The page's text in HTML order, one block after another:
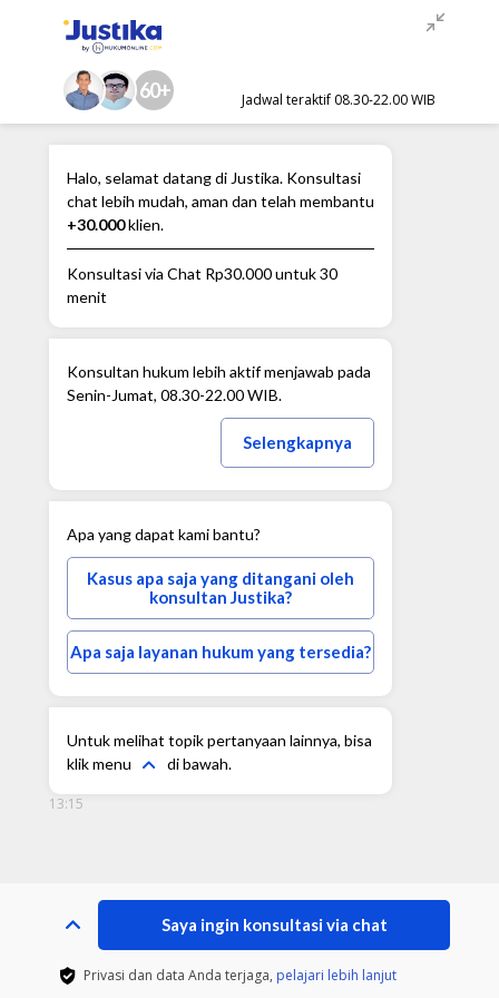
60+ Jadwal teraktif 08.30-22.00 WIB
Halo, selamat datang di Justika. Konsultasi
chat lebih mudah, aman dan telah membantu
+30.000klien.
Konsultasi via Chat Rp30.000untuk 30
menit
Konsultan hukum lebih aktif menjawab pada
Senin-Jumat, 08.30-22.00 WIB.
Selengkapnya
Apa yang dapat kami bantu?
Kasus apa saja yang ditangani oleh
konsultan Justika?
Apa saja layanan hukum yang tersedia?
Untuk melihat topik pertanyaan lainnya, bisa
klik menu
di bawah.
13:15
Saya ingin konsultasi via chat
Privasi dan data Anda terjaga, pelajari lebih lanjut